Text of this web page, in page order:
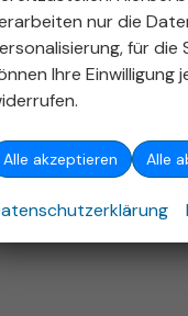
Autohaus Stieber GmbH,
nur die
für die
Ihre
Alle akzeptieren Alle